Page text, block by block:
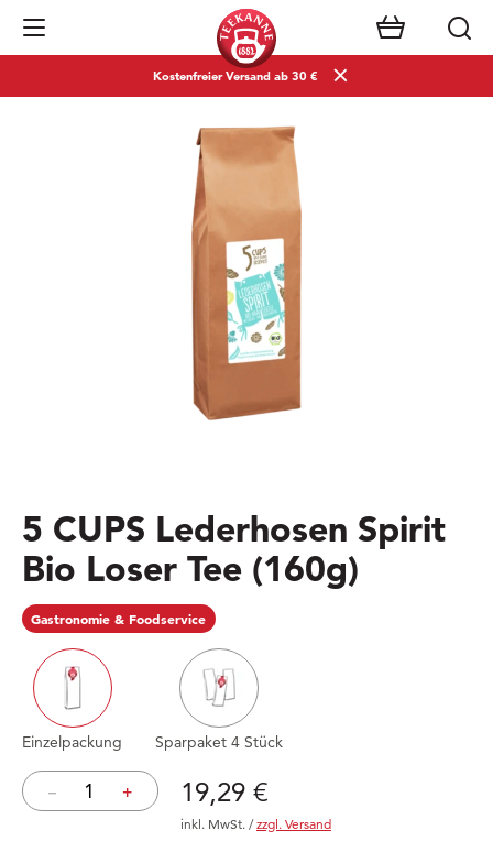
Navigation öffnen
Kostenfreier Versand ab 30 €
5 CUPS Lederhosen Spirit
Bio Loser Tee (160g)
Gastronomie & Foodservice
Einzelpackung Sparpaket 4 Stück
– + Preis: 19,29 €
19,29 €
inkl. MwSt. /zzgl. Versand